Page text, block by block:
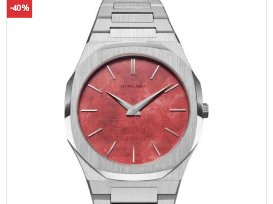
-40%